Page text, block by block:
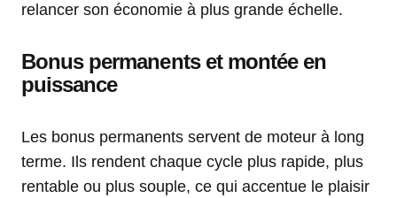
relancer son économie à plus grande échelle.
Bonus permanents et montée en
puissance
Les bonus permanents servent de moteur à long
terme. Ils rendent chaque cycle plus rapide, plus
rentable ou plus souple, ce qui accentue le plaisir